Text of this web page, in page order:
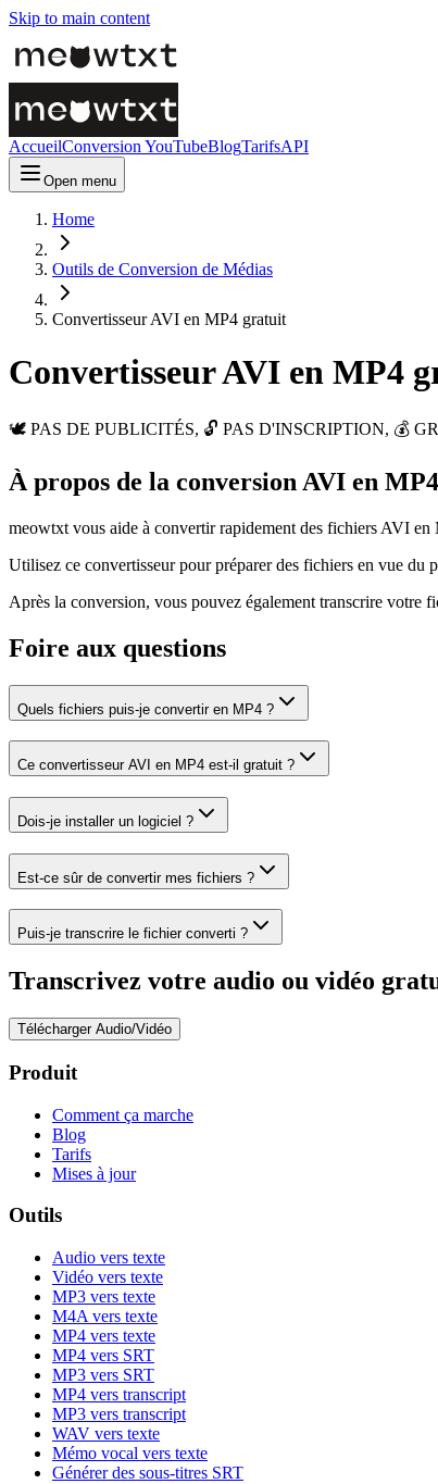
Skip to main content
AccueilConversion YouTubeBlogTarifsAPI
Open menu
Home
Outils de Conversion de Médias
Convertisseur AVI en MP4 gratuit
Convertisseur AVI en MP4
🕊️ PAS DE PUBLICITÉS, 🔓 PAS D'INSCRIPTION, 💰
À propos de la conversion AVI en MP4
meowtxt vous aide à convertir rapidement des fichiers AVI
Utilisez ce convertisseur pour préparer des fichiers en vue
Après la conversion, vous pouvez également transcrire votre
Foire aux questions
Quels fichiers puis-je convertir en MP4 ?
Ce convertisseur AVI en MP4 est-il gratuit ?
Dois-je installer un logiciel ?
Est-ce sûr de convertir mes fichiers ?
Puis-je transcrire le fichier converti ?
Transcrivez votre audio ou vidéo
Télécharger Audio/Vidéo
Produit
Comment ça marche
Blog
Tarifs
Mises à jour
Outils
Audio vers texte
Vidéo vers texte
MP3 vers texte
M4A vers texte
MP4 vers texte
MP4 vers SRT
MP3 vers SRT
MP4 vers transcript
MP3 vers transcript
WAV vers texte
Mémo vocal vers texte
Générer des sous-titres SRT